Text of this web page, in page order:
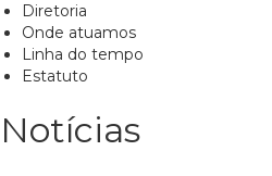
Diretoria
Onde atuamos
Linha do tempo
Estatuto
Notícias